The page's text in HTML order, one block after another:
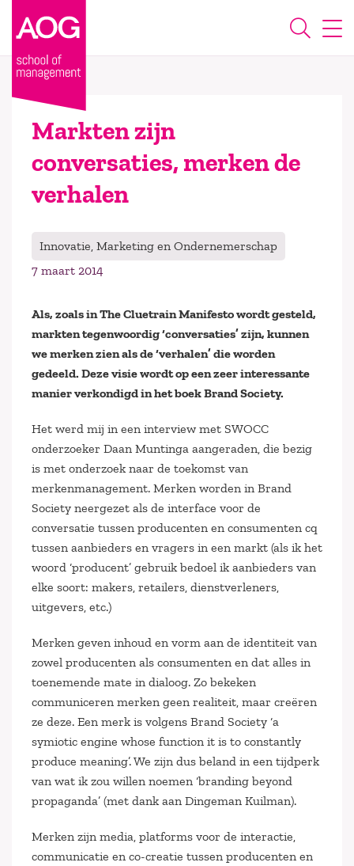
Markten zijn
conversaties, merken de
verhalen
Innovatie, Marketing en Ondernemerschap
7 maart 2014
Als, zoals in The Cluetrain Manifesto wordt gesteld,
markten tegenwoordig ‘conversaties’ zijn, kunnen
we merken zien als de ‘verhalen’ die worden
gedeeld. Deze visie wordt op een zeer interessante
manier verkondigd in het boek Brand Society.
Het werd mij in een interview met SWOCC
onderzoeker Daan Muntinga aangeraden, die bezig
is met onderzoek naar de toekomst van
merkenmanagement. Merken worden in Brand
Society neergezet als de interface voor de
conversatie tussen producenten en consumenten cq
tussen aanbieders en vragers in een markt (als ik het
woord ‘producent’ gebruik bedoel ik aanbieders van
elke soort: makers, retailers, dienstverleners,
uitgevers, etc.)
Merken geven inhoud en vorm aan de identiteit van
zowel producenten als consumenten en dat alles in
toenemende mate in dialoog. Zo bekeken
communiceren merken geen realiteit, maar creëren
ze deze. Een merk is volgens Brand Society ‘a
symiotic engine whose function it is to constantly
produce meaning’. We zijn dus beland in een tijdperk
van wat ik zou willen noemen ‘branding beyond
propaganda’ (met dank aan Dingeman Kuilman).
Merken zijn media, platforms voor de interactie,
communicatie en co-creatie tussen producenten en